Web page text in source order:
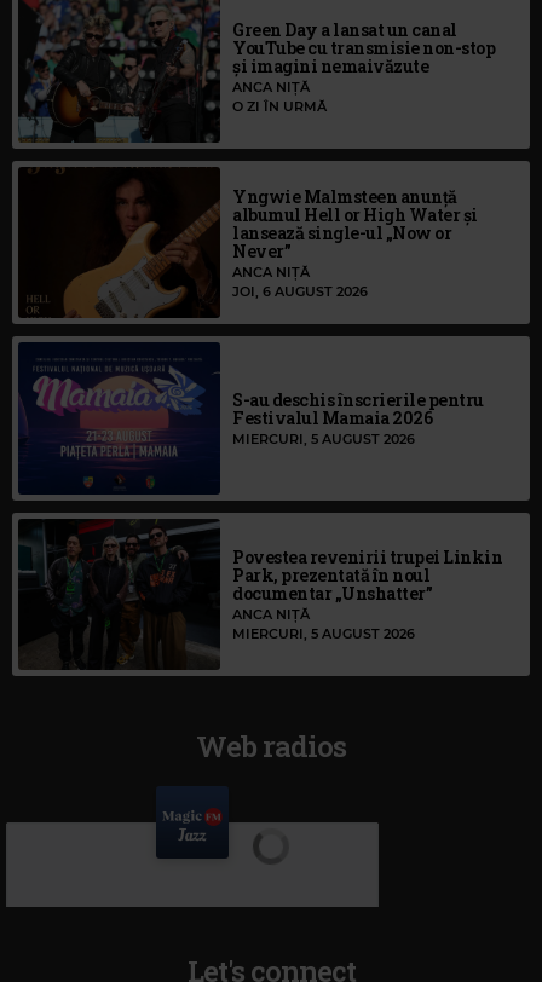
Green Day a lansat un canal
YouTube cu transmisie non-stop
și imagini nemaivăzute
ANCA NIȚĂ
O ZI ÎN URMĂ
Yngwie Malmsteen anunță
albumul Hell or High Water și
lansează single-ul „Now or
Never”
ANCA NIȚĂ
JOI, 6 AUGUST 2026
S-au deschis înscrierile pentru
Festivalul Mamaia 2026
MIERCURI, 5 AUGUST 2026
Povestea revenirii trupei Linkin
Park, prezentată în noul
documentar „Unshatter”
ANCA NIȚĂ
MIERCURI, 5 AUGUST 2026
Web radios
Let's connect